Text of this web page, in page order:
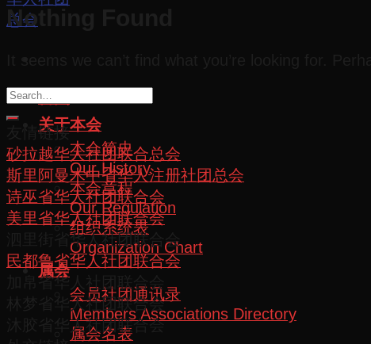
首页
关于本会
本会简史
Our History
本会章程
Our Regulation
组织系统表
Organization Chart
属会
会员社团通讯录
Members Associations Directory
属会名表
Nothing Found
友情链接
砂拉越华人社团联合总会
斯里阿曼木中省华人注册社团总会
诗巫省华人社团联合会
美里省华人社团联合会
泗里街省华人社团联合会
民都鲁省华人社团联合会
加帛省华人社团联合会
林梦省华人社团联合会
沐胶省华人社团联合会